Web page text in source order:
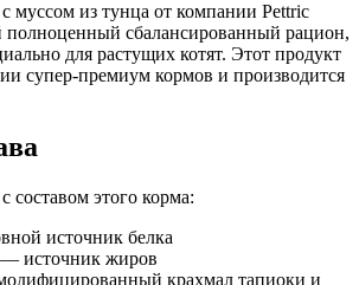
камедь), витамины и минералы,
вода
влажность 81,00%, кальций 0,20%,
0,02%
ингредиенты
муссом из тунца от компании Pettric
полноценный сбалансированный рацион,
для растущих котят. Этот продукт
супер-премиум кормов и производится
составом этого корма:
источник белка
источник жиров
крахмал тапиоки и